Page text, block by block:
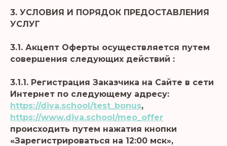
3. УСЛОВИЯ И ПОРЯДОК ПРЕДОСТАВЛЕНИЯ
УСЛУГ
3.1. Акцепт Оферты осуществляется путем
совершения следующих действий :
3.1.1. Регистрация Заказчика на Сайте в сети
Интернет по следующему адресу:
https://diva.school/test_bonus,
https://www.diva.school/meo_offer
происходить путем нажатия кнопки
«Зарегистрироваться на 12:00 мск»,